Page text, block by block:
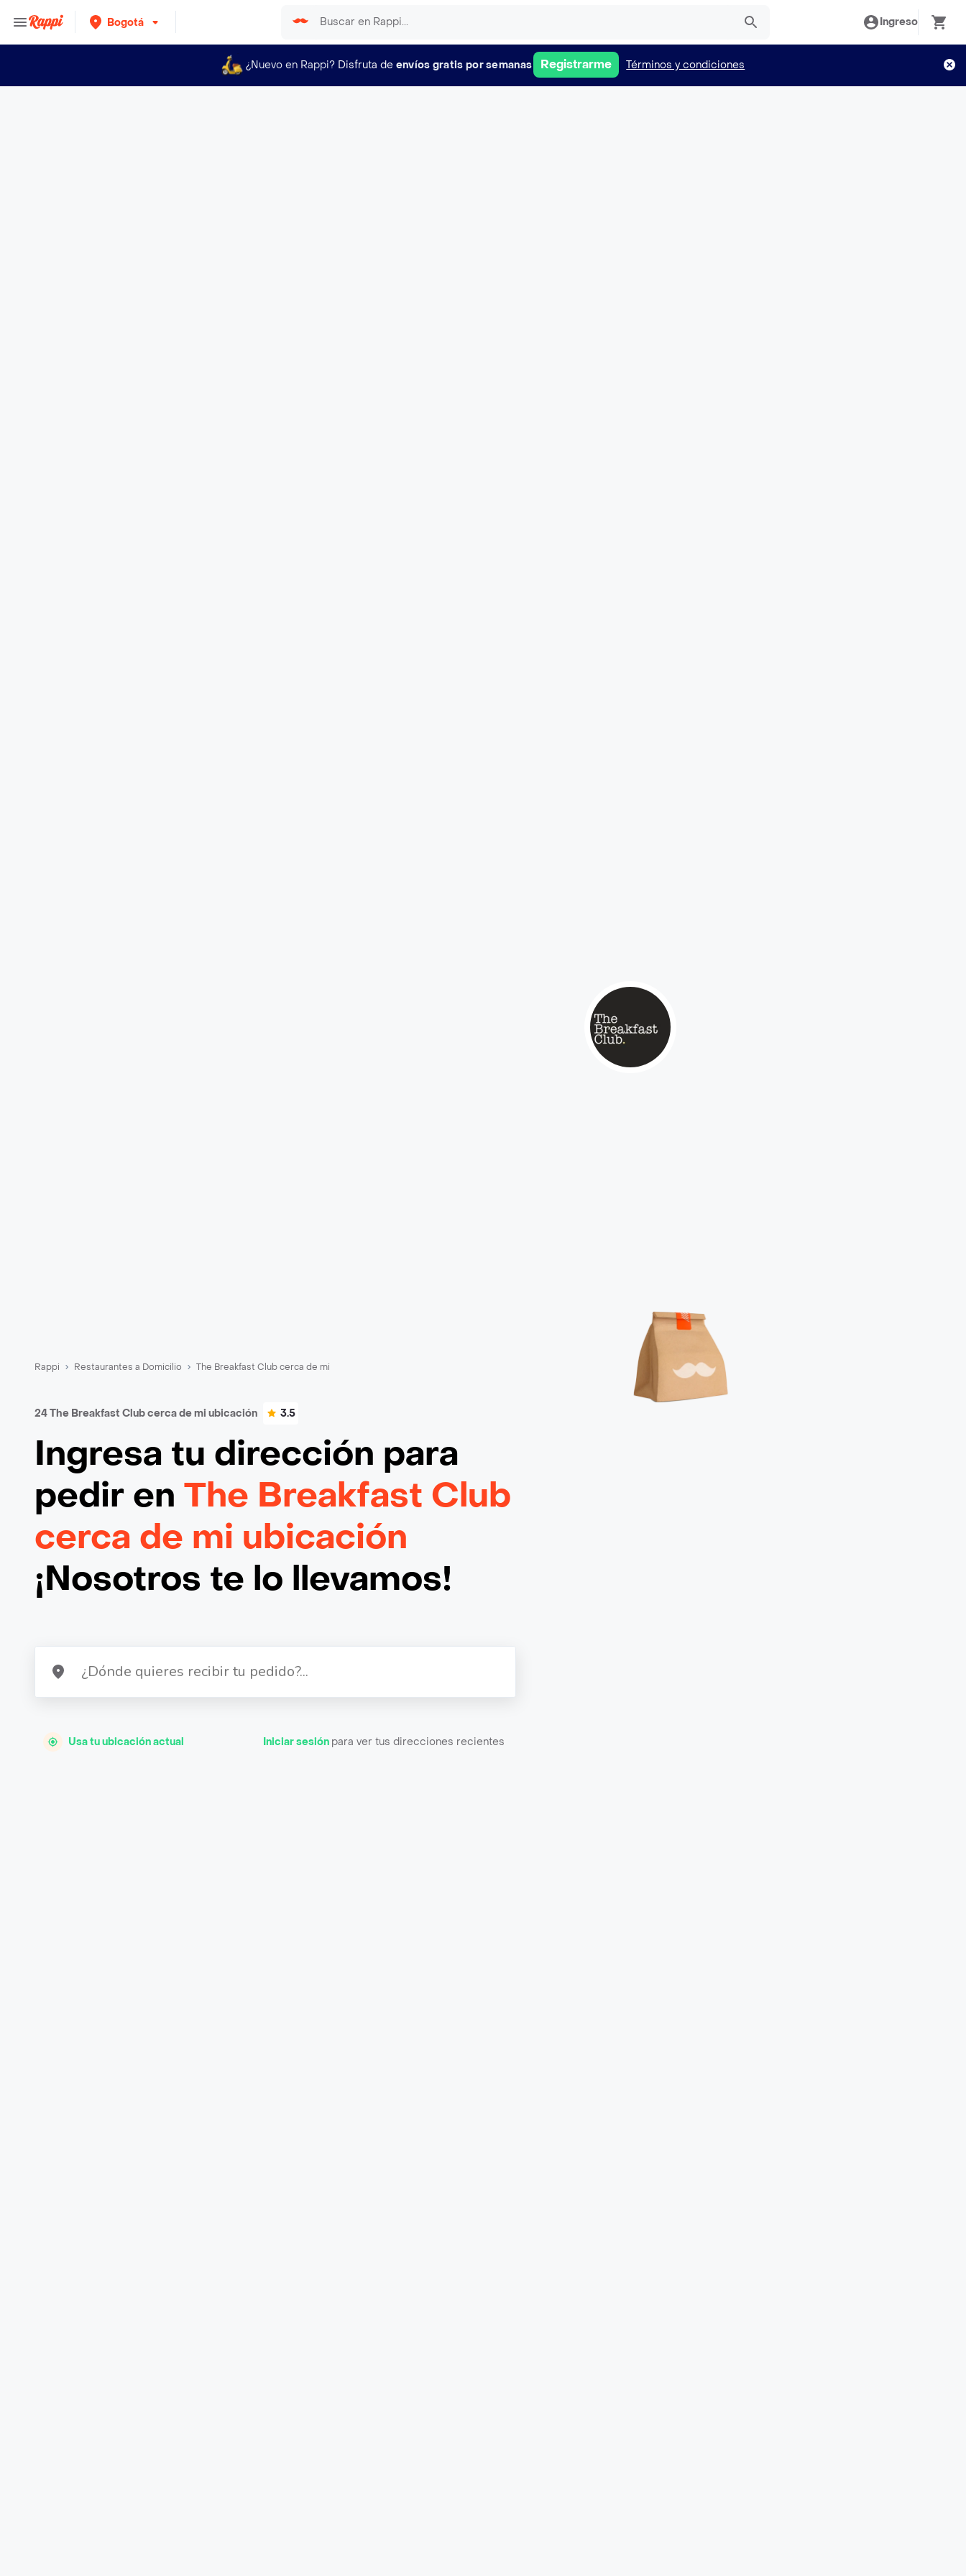
Bogotá Ingreso
¿Nuevo en Rappi? Disfruta de envíos gratis por semanas Registrarme Términos y condiciones
Rappi Restaurantes a Domicilio The Breakfast Club cerca de mi
24 The Breakfast Club cerca de mi ubicación 3.5
Ingresa tu dirección para
pedir en The Breakfast Club
cerca de mi ubicación
¡Nosotros te lo llevamos!
Usa tu ubicación actual Iniciar sesión para ver tus direcciones recientes